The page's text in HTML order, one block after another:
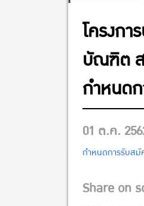
โครงก
บัณฑิต ส
กำหนด
01 ต.ค.
กำหนดการรับส
Share on